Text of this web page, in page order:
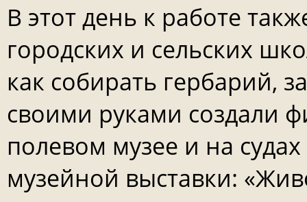
В этот день к работе
городских и сельских
как собирать гербарий,
своими руками создали
полевом музее и на
музейной выставки: